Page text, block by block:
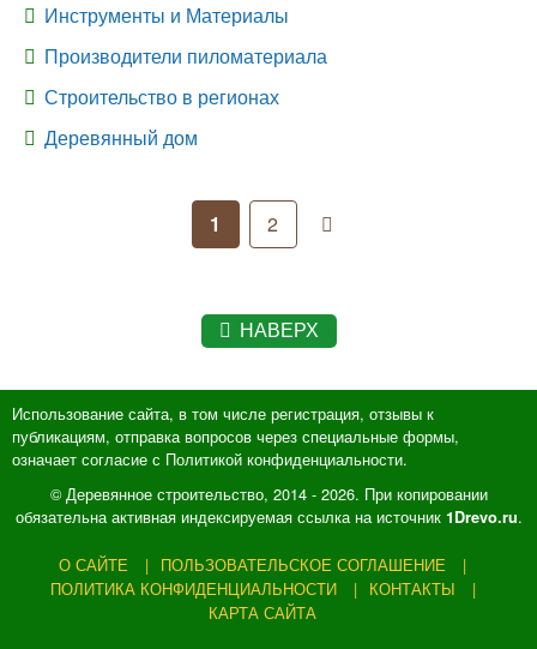
Инструменты и Материалы
Производители пиломатериала
Строительство в регионах
Деревянный дом
1 2
НАВЕРХ
Использование сайта, в том числе регистрация, отзывы к
публикациям, отправка вопросов через специальные формы,
означает согласие с Политикой конфиденциальности.
© Деревянное строительство, 2014 - 2026. При копировании
обязательна активная индексируемая ссылка на источник 1Drevo.ru.
О САЙТЕ
ПОЛЬЗОВАТЕЛЬСКОЕ СОГЛАШЕНИЕ
ПОЛИТИКА КОНФИДЕНЦИАЛЬНОСТИ
КОНТАКТЫ
КАРТА САЙТА